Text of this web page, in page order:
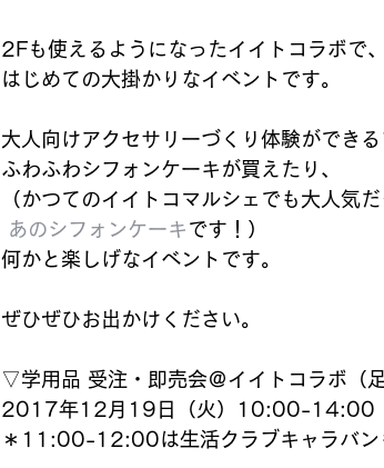
2Fも使えるようになったイイトコラボで、
はじめての大掛かりなイベントです。
大人向けアクセサリーづくり体験ができる
ふわふわシフォンケーキが買えたり、
（かつてのイイトコマルシェでも大人気だ
あのシフォンケーキ です！）
何かと楽しげなイベントです。
ぜひぜひお出かけください。
▽学用品 受注・即売会＠イイトコラボ（
2017年12月19日（火）10:00-14:00
＊11:00-12:00は生活クラブキャラバン